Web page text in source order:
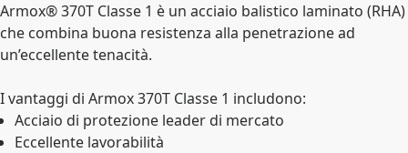
Armox® 370T Classe 1 è un acciaio balistico laminato (RHA)
che combina buona resistenza alla penetrazione ad
un’eccellente tenacità.
I vantaggi di Armox 370T Classe 1 includono:
Acciaio di protezione leader di mercato
Eccellente lavorabilità